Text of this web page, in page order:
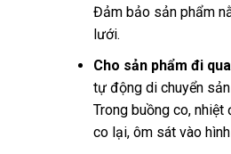
Đảm bảo sản phẩm
lưới.
Cho sản phẩm đi
tự động di chuyển
Trong buồng co,
co lại, ôm sát vào